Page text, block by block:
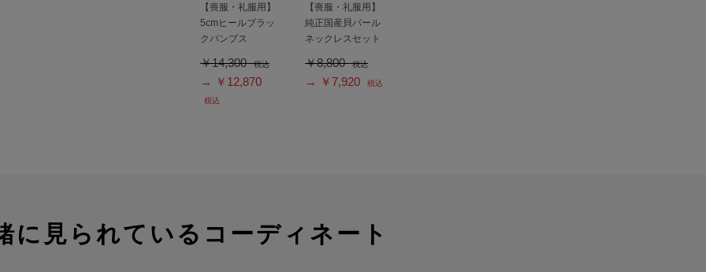
【喪服・礼服用】
5cmヒールブラッ
クパンプス
￥14,300 税込
→ ￥12,870
税込
【喪服・礼服用】
純正国産貝パール
ネックレスセット
￥8,800 税込
→ ￥7,920 税込
に見られているコーディネート